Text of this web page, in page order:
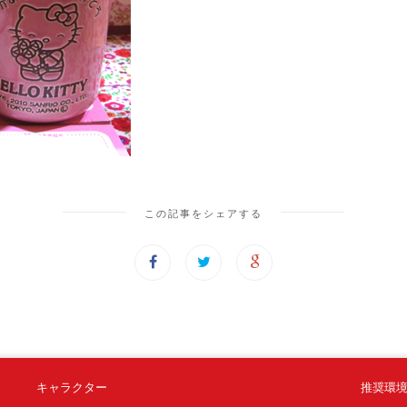
この記事をシェアする
キャラクター 推奨環境